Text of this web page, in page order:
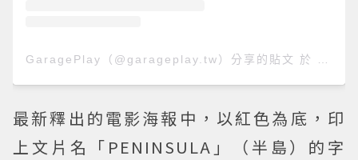
GaragePlay（@garageplay.tw）分享的貼文 於
最新釋出的電影海報中，以紅色為底，印
上文片名「PENINSULA」（半島）的字